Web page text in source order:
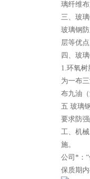
璃纤维
三、玻
玻璃钢
层等优点
四、玻
1.环氧
为一布
布九油
五 玻璃
要求防
工、机
施。
公司*：
保质期